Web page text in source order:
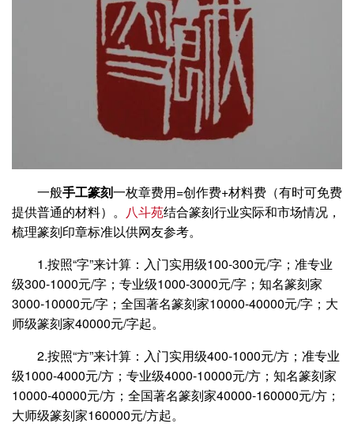
一般手工篆刻一枚章费用=创作费+材料费（有时可免费
提供普通的材料）。 八斗苑结合篆刻行业实际和市场情况，
梳理篆刻印章标准以供网友参考。
1.按照“字”来计算：入门实用级100-300元/字；准专业
级300-1000元/字；专业级1000-3000元/字；知名篆刻家
3000-10000元/字；全国著名篆刻家10000-40000元/字；大
师级篆刻家40000元/字起。
2.按照“方”来计算：入门实用级400-1000元/方；准专业
级1000-4000元/方；专业级4000-10000元/方；知名篆刻家
10000-40000元/方；全国著名篆刻家40000-160000元/方；
大师级篆刻家160000元/方起。